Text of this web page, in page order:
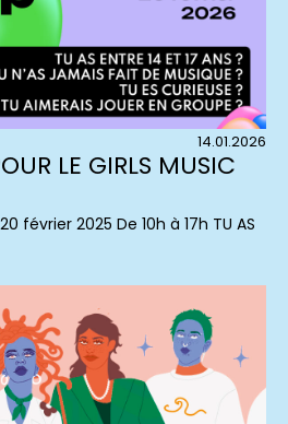
14.01.2026
LE GIRLS MUSIC
février 2025 De 10h à 17h TU AS